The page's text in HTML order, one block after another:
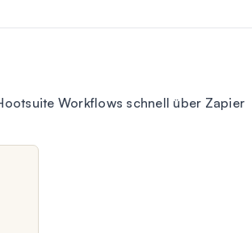
Workflows schnell über Zapier